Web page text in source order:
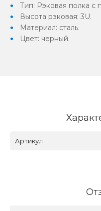
Тип: Рэковая полка с
Высота рэковая: 3U.
Материал: сталь.
Цвет: черный.
Артикул